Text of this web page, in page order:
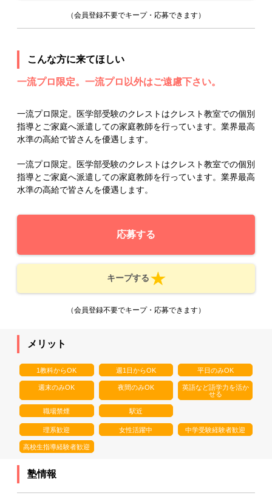
（会員登録不要でキープ・応募できます）
こんな方に来てほしい
一流プロ限定。一流プロ以外はご遠慮下さい。
一流プロ限定。医学部受験のクレストはクレスト教室での個別
指導とご家庭へ派遣しての家庭教師を行っています。業界最高
水準の高給で皆さんを優遇します。
一流プロ限定。医学部受験のクレストはクレスト教室での個別
指導とご家庭へ派遣しての家庭教師を行っています。業界最高
水準の高給で皆さんを優遇します。
応募する
キープする
（会員登録不要でキープ・応募できます）
メリット
1教科からOK 週1日からOK 平日のみOK
週末のみOK 夜間のみOK
英語など語学力を活か
せる
職場禁煙 駅近
理系歓迎 女性活躍中 中学受験経験者歓迎
高校生指導経験者歓迎
塾情報